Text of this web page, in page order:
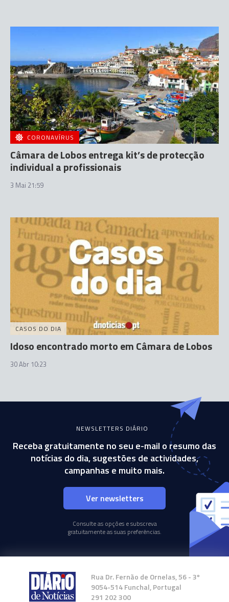
CORONAVÍRUS
Câmara de Lobos entrega kit’s de protecção
individual a profissionais
3 Mai 21:59
CASOS DO DIA
Idoso encontrado morto em Câmara de Lobos
30 Abr 10:23
NEWSLETTERS DIÁRIO
Receba gratuitamente no seu e-mail o resumo das
notícias do dia, sugestões de actividades,
campanhas e muito mais.
Ver newsletters
Consulte as opções e subscreva
gratuitamente as suas preferências.
Rua Dr. Fernão de Ornelas, 56 - 3º
9054-514 Funchal, Portugal
291 202 300